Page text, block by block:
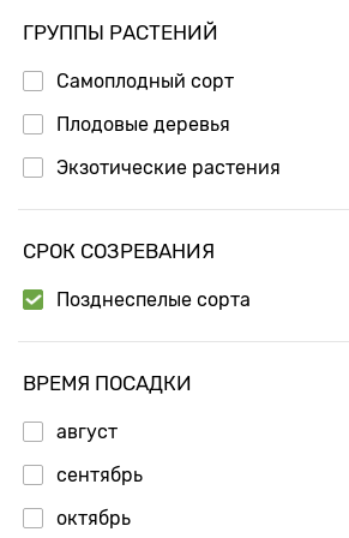
ГРУППЫ РАСТЕНИЙ
Самоплодный сорт
Плодовые деревья
Экзотические растения
СРОК СОЗРЕВАНИЯ
Позднеспелые сорта
ВРЕМЯ ПОСАДКИ
август
сентябрь
октябрь